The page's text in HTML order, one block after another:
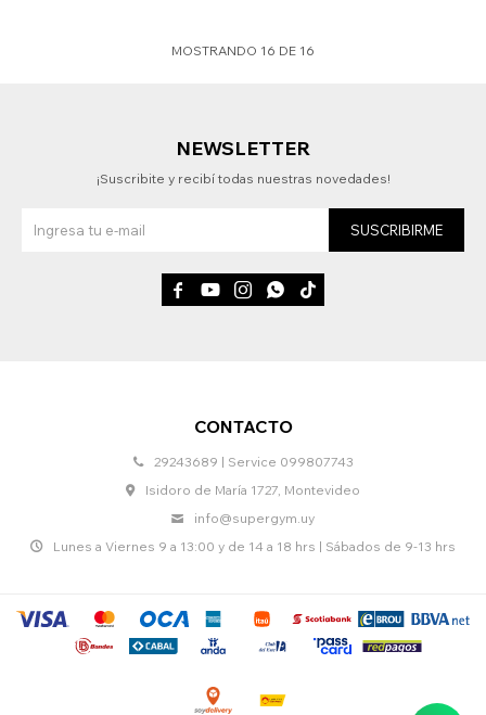
MOSTRANDO 16 DE 16
CONTACTO
29243689 | Service 099807743
Isidoro de María 1727, Montevideo
info@supergym.uy
Lunes a Viernes 9 a 13:00 y de 14 a 18 hrs | Sábados de 9-13 hrs
NEWSLETTER
¡Suscribite y recibí todas nuestras novedades!
SUSCRIBIRME
    